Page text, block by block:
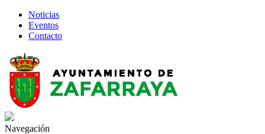
Noticias
Eventos
Contacto
Navegación